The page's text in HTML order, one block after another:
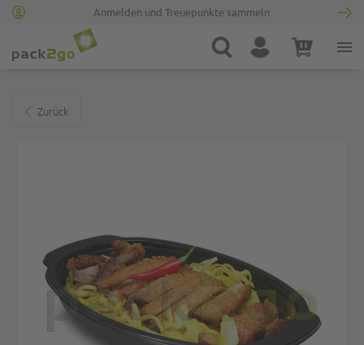
Anmelden und Treuepunkte sammeln
Suche Konto Warenkorb
Zurück